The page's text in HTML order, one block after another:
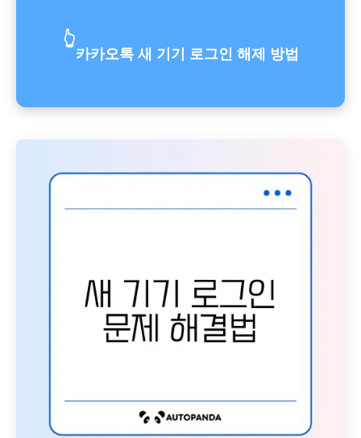
👆
카카오톡 새 기기 로그인 해제 방법